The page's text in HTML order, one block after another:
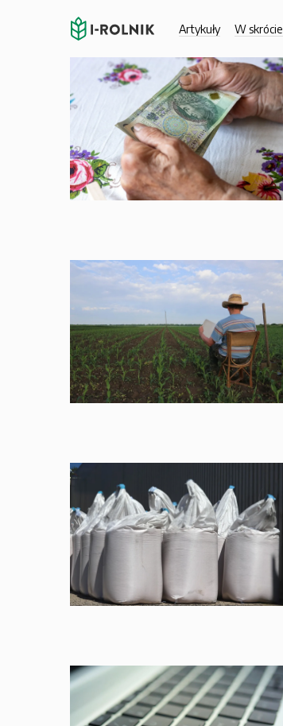
Artykuły W skrócie